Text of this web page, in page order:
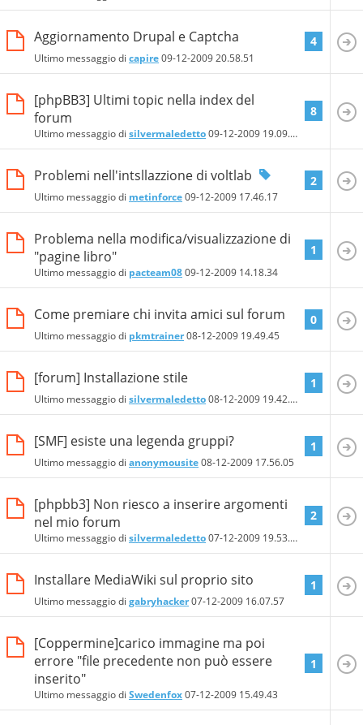
Aggiornamento Drupal e Captcha
Ultimo messaggio di capire09-12-200920.58.51
4
[phpBB3] Ultimi topic nella index del
forum
Ultimo messaggio di silvermaledetto09-12-2009 19.09.40
8
Problemi nell'intsllazzione di voltlab
Ultimo messaggio di metinforce09-12-2009 17.46.17
2
Problema nella modifica/visualizzazione di
"pagine libro"
Ultimo messaggio di pacteam0809-12-2009 14.18.34
1
Come premiare chi invita amici sul forum
Ultimo messaggio di pkmtrainer08-12-2009 19.49.45
0
[forum] Installazione stile
Ultimo messaggio di silvermaledetto08-12-2009 19.42.32
1
[SMF] esiste una legenda gruppi?
Ultimo messaggio di anonymousite08-12-2009 17.56.05
1
[phpbb3] Non riesco a inserire argomenti
nel mio forum
Ultimo messaggio di silvermaledetto07-12-2009 19.53.41
2
Installare MediaWiki sul proprio sito
Ultimo messaggio di gabryhacker07-12-2009 16.07.57
1
[Coppermine]carico immagine ma poi
errore "file precedente non può essere
inserito"
Ultimo messaggio di Swedenfox07-12-2009 15.49.43
1